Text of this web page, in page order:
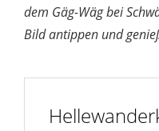
dem Gäg-Wäg bei
Bild antippen und